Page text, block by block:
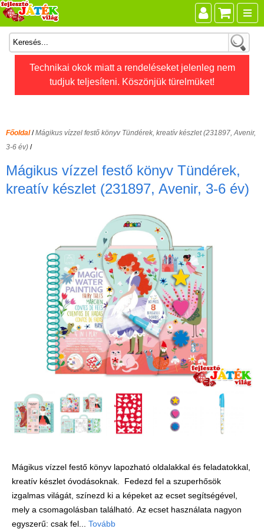
Technikai okok miatt a rendeléseket jelenleg nem
tudjuk teljesíteni. Köszönjük türelmüket!
Főoldal/Mágikus vízzel festő könyv Tündérek, kreatív készlet (231897, Avenir,
3-6 év) /
Mágikus vízzel festő könyv Tündérek,
kreatív készlet (231897, Avenir, 3-6 év)
Mágikus vízzel festő könyv lapozható oldalakkal és feladatokkal,
kreatív készlet óvodásoknak. Fedezd fel a szuperhősök
izgalmas világát, színezd ki a képeket az ecset segítségével,
mely a csomagolásban található. Az ecset használata nagyon
egyszerű: csak fel... Tovább
Összes játék
Játékok életkor szerint
Bébijátékok
Diafilm
Foglalkoztató füzet
Fajátékok
Játék hangszer
Futóbiciklik, rollerek
Gyerekszoba
Intelligens gyurma
Iskolaszerek
Kerti játékok
Kreatív játék
Könyv
Licenszes TOP
Logikai játékok
LÜK